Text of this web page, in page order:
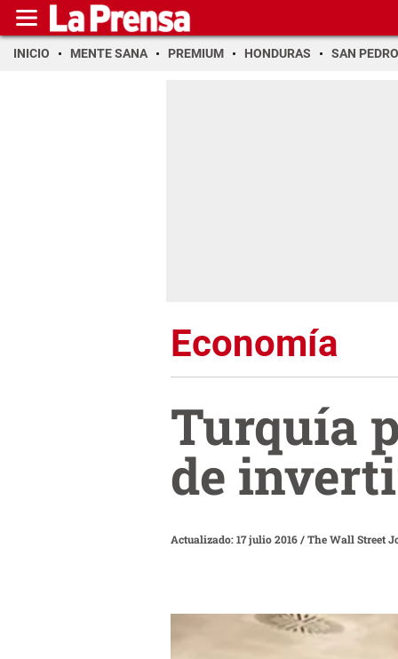
INICIO MENTE SANA PREMIUM HONDURAS SAN PEDRO
Economía
Turquía
de
Actualizado: 17 julio 2016/The Wall Street